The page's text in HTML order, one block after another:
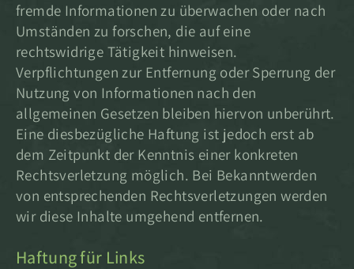
fremde Informationen zu überwachen oder nach
Umständen zu forschen, die auf eine
rechtswidrige Tätigkeit hinweisen.
Verpflichtungen zur Entfernung oder Sperrung der
Nutzung von Informationen nach den
allgemeinen Gesetzen bleiben hiervon unberührt.
Eine diesbezügliche Haftung ist jedoch erst ab
dem Zeitpunkt der Kenntnis einer konkreten
Rechtsverletzung möglich. Bei Bekanntwerden
von entsprechenden Rechtsverletzungen werden
wir diese Inhalte umgehend entfernen.
Haftung für Links